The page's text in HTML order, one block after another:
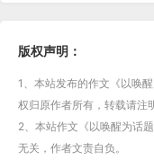
版权声明：
1、本站发布的作文《以唤
权归原作者所有，转载请注
2、本站作文《以唤醒为话
无关，作者文责自负。